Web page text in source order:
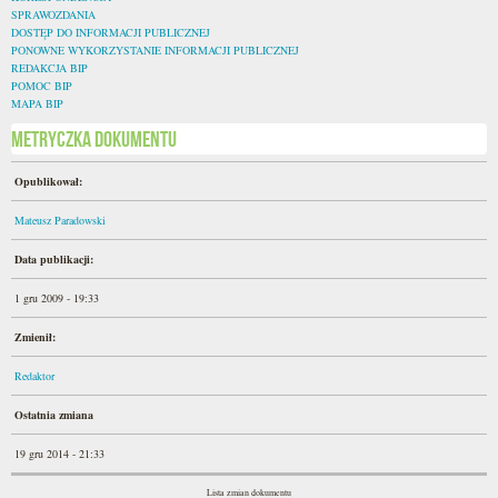
SPRAWOZDANIA
DOSTĘP DO INFORMACJI PUBLICZNEJ
PONOWNE WYKORZYSTANIE INFORMACJI PUBLICZNEJ
REDAKCJA BIP
POMOC BIP
MAPA BIP
Metryczka dokumentu
Opublikował:
Mateusz Paradowski
Data publikacji:
1 gru 2009 - 19:33
Zmienił:
Redaktor
Ostatnia zmiana
19 gru 2014 - 21:33
Lista zmian dokumentu